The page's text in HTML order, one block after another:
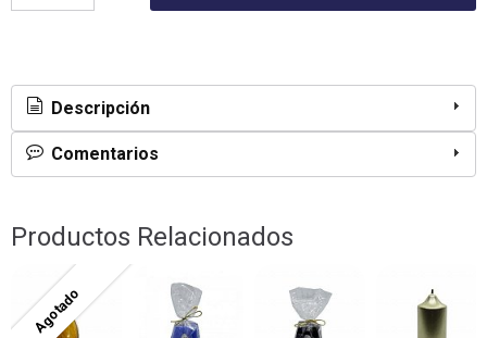
Descripción
Comentarios
Productos Relacionados
Agotado